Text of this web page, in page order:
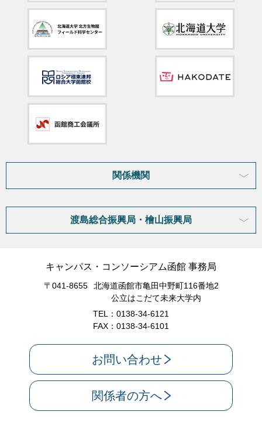
関係機関
渡島総合振興局・檜山振興局
キャンパス・コンソーシアム函館 事務局
〒041-8655
北海道函館市亀田中野町116番地2
公立はこだて未来大学内
TEL：0138-34-6121
FAX：0138-34-6101
お問い合わせ
関係者の方へ